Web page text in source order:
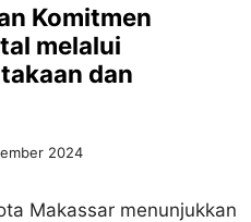
Komitmen
melalui
dan
2024
Makassar menunjukkan